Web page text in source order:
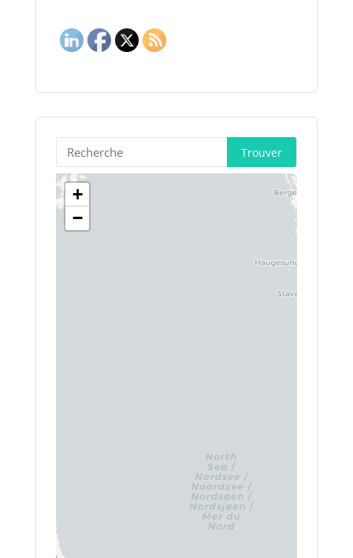
Trouver
+
−